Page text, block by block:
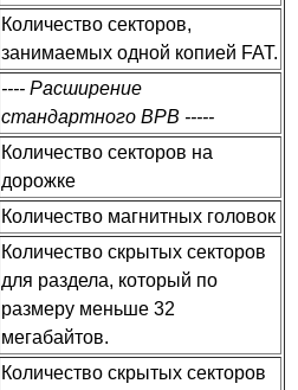
Количество секторов,
занимаемых одной копией FAT.
---- Расширение
стандартного BPB -----
Количество секторов на
дорожке
Количество магнитных головок
Количество скрытых секторов
для раздела, который по
размеру меньше 32
мегабайтов.
Количество скрытых секторов